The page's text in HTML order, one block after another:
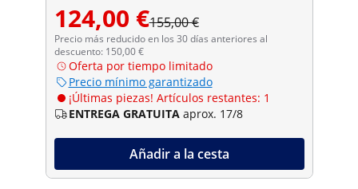
124,00 €155,00 €
Precio más reducido en los 30 días anteriores al
descuento: 150,00 €
Oferta por tiempo limitado
Precio mínimo garantizado
¡Últimas piezas! Artículos restantes: 1
ENTREGA GRATUITA aprox. 17/8
Añadir a la cesta